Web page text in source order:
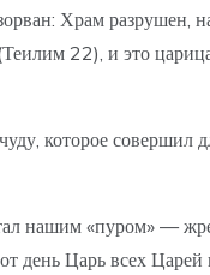
Храм разрушен,
22), и это
которое совершил
нашим «пуром» —
день Царь всех